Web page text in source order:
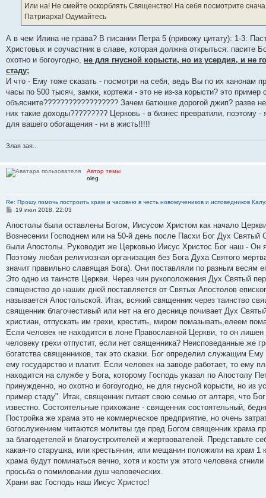
Или на! Не смейте оскорблять Священство! На себя посмотрите
Патриарха! Одумайтесь
А в чем Илина не права? В писании Петра 5 (привожу цитату): 1-3:
Христовых и соучастник в славе, которая должна открыться: пасите
охотно и богоугодно, не для гнусной корысти, но из усердия, и не
стаду;
И что - Ему тоже сказать - посмотри на себя, ведь Вы по их канонам
часы по 500 тысяч, замки, кортежи - это не из-за корысти? это
объясните?????????????????? Зачем батюшке дорогой джип? разве
них такие доходы????????? Церковь - в бизнес превратили, поэтому
для вашего обогащения - ни в жисть!!!!!
Злая зая...
Автор темы
oleg
Re: Прошу помочь построить храм и часовню в честь новомучеников и исповедников
С
о
щ
е
и
е
19 июл 2018, 22:03
Апостолы были оставлены Богом, Иисусом Христом как начало
Вознесении Господнем или на 50-й день после Пасхи Бог Дух
были Апостолы. Руководит же Церковью Иисус Христос Бог наш - Он
Поэтому любая религиозная организация без Бога Духа Святого
значит правильно славящая Бога). Они поставляли по разным весям
Это одно из таинств Церкви. Через чин рукоположения Дух Святый
священство до наших дней поставляется от Святых Апостолов
называется Апостольской. Итак, всякий священник через таинство
священник благочестивый или нет на его деснице почивает Дух
христиан, отпускать им грехи, крестить, миром помазывать,елеем
Если человек не находится в лоне Православной Церкви, то он
человеку грехи отпустит, если нет священника? Неисповеданные же
богатства священников, так это сказки. Бог определил служащим
ему государство и платит. Если человек на заводе работает, то ему
находится на службе у Бога, которому Господь указал по Апостолу
принужденно, но охотно и богоугодно, не для гнусной корысти, но
пример стаду". Итак, священник питает свою семью от алтаря, что
известно. Состоятельные прихожане - священник состоятельный,
Постройка же храма это не коммерческое предприятие, но очень
богослужением читаются молитвы где пред Богом священник храма
за благодетелей и благоустроителей и жертвователей. Представьте
какая-то старушка, или крестьянин, или мещанин положили на храм 1
храма будут поминаться вечно, хотя и кости уж этого человека
просьба о помиловании душ человеческих.
Храни вас Господь наш Иисус Христос!